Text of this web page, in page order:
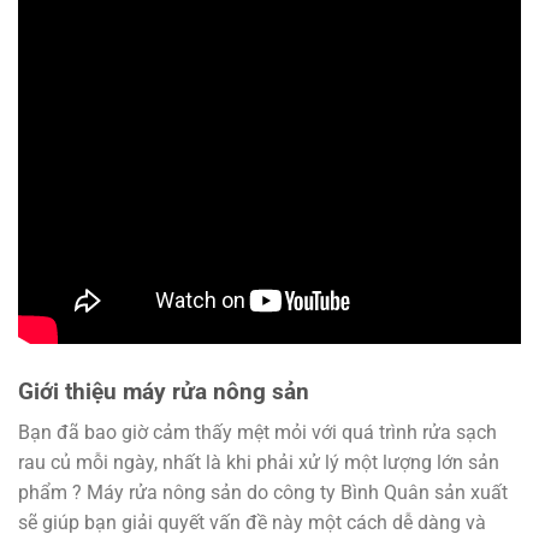
Giới thiệu máy rửa nông sản
Bạn đã bao giờ cảm thấy mệt mỏi với quá trình rửa sạch
rau củ mỗi ngày, nhất là khi phải xử lý một lượng lớn sản
phẩm ? Máy rửa nông sản do công ty Bình Quân sản xuất
sẽ giúp bạn giải quyết vấn đề này một cách dễ dàng và